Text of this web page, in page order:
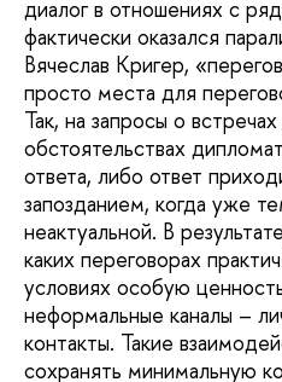
диалог в отношениях с
фактически оказался
Вячеслав Кригер,
просто места для
Так, на запросы о
обстоятельствах
ответа, либо ответ
запозданием, когда уже
неактуальной. В
каких переговорах
условиях особую
неформальные каналы –
контакты. Такие
сохранять минимальную